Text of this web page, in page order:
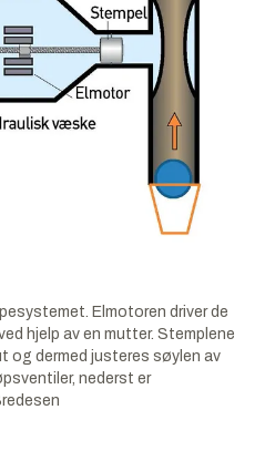
Elmotoren driver de
hjelp av en mutter. Stemplene
og dermed justeres søylen av
nederst er